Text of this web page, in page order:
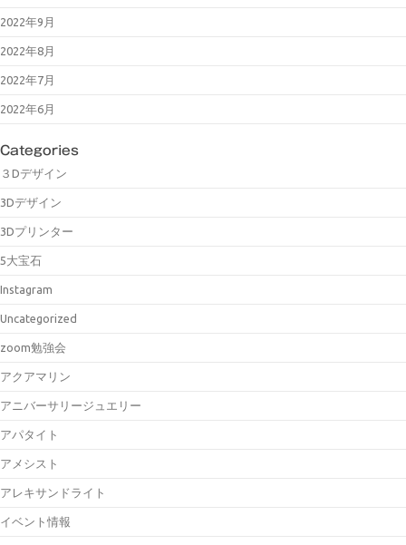
2022年9月
2022年8月
2022年7月
2022年6月
Categories
３Dデザイン
3Dデザイン
3Dプリンター
5大宝石
Instagram
Uncategorized
zoom勉強会
アクアマリン
アニバーサリージュエリー
アパタイト
アメシスト
アレキサンドライト
イベント情報